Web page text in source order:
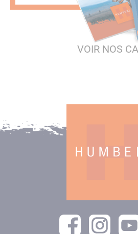
VOIR NOS